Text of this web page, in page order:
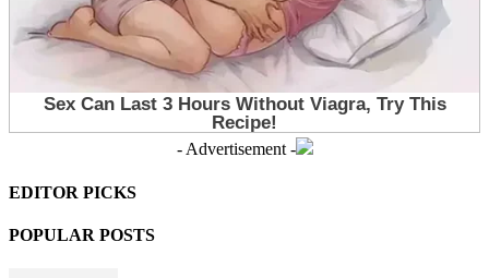
- Advertisement -
EDITOR PICKS
POPULAR POSTS